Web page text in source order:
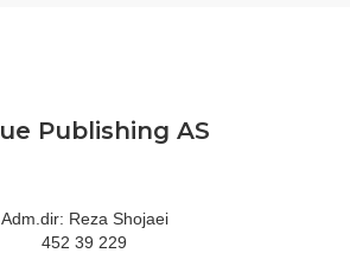
Publishing AS
Adm.dir: Reza Shojaei
452 39 229